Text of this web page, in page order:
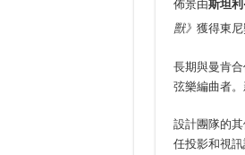
佈景由斯坦利
獸》 獲得東尼
長期與曼肯合
弦樂編曲者。
設計團隊的其
任投影和視訊